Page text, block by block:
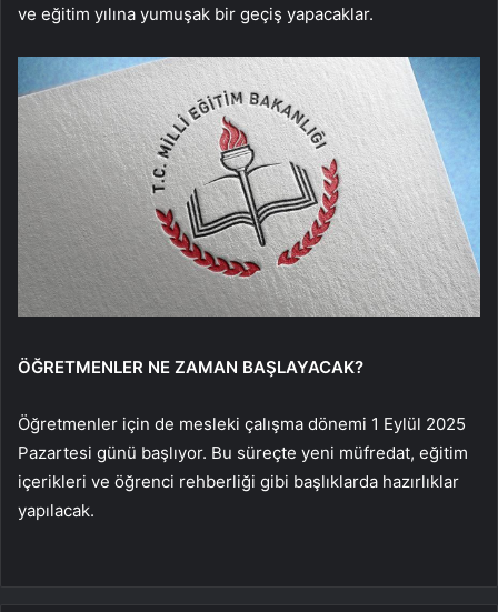
ve eğitim yılına yumuşak bir geçiş yapacaklar.
ÖĞRETMENLER NE ZAMAN BAŞLAYACAK?
Öğretmenler için de mesleki çalışma dönemi 1 Eylül 2025
Pazartesi günü başlıyor. Bu süreçte yeni müfredat, eğitim
içerikleri ve öğrenci rehberliği gibi başlıklarda hazırlıklar
yapılacak.